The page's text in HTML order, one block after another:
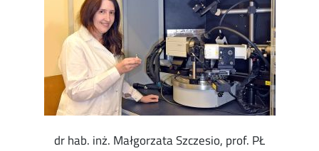
dr hab. inż. Małgorzata Szczesio, prof. PŁ